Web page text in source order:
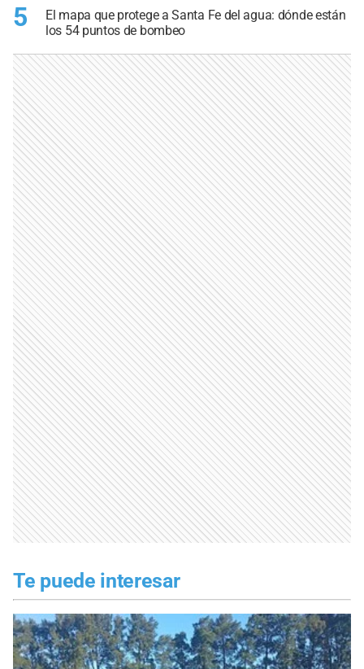
5
El mapa que protege a Santa Fe del agua: dónde están
los 54 puntos de bombeo
Te puede interesar